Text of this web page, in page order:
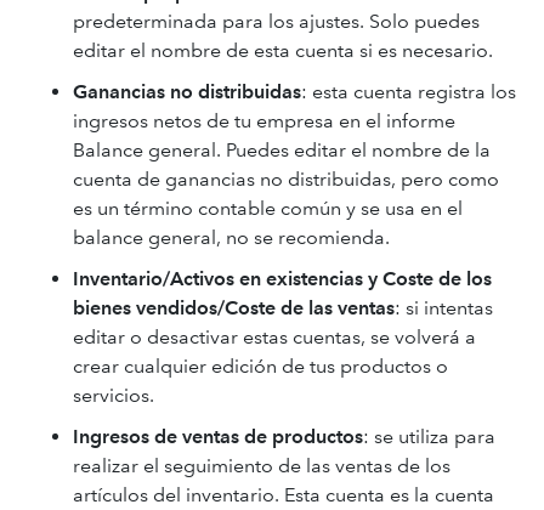
predeterminada para los ajustes. Solo puedes
editar el nombre de esta cuenta si es necesario.
Ganancias no distribuidas: esta cuenta registra los
ingresos netos de tu empresa en el informe
Balance general. Puedes editar el nombre de la
cuenta de ganancias no distribuidas, pero como
es un término contable común y se usa en el
balance general, no se recomienda.
Inventario/Activos en existencias y Coste de los
bienes vendidos/Coste de las ventas: si intentas
editar o desactivar estas cuentas, se volverá a
crear cualquier edición de tus productos o
servicios.
Ingresos de ventas de productos: se utiliza para
realizar el seguimiento de las ventas de los
artículos del inventario. Esta cuenta es la cuenta